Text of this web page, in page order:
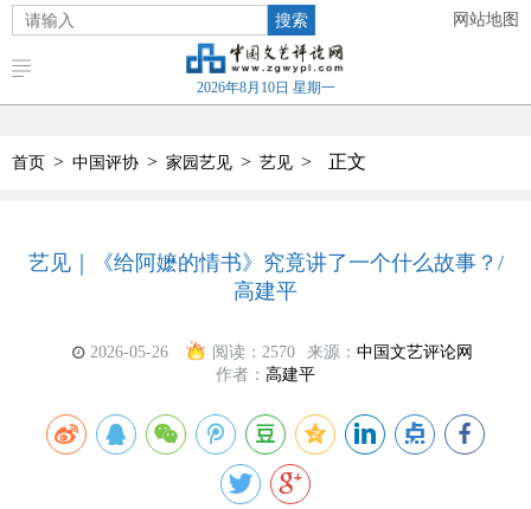
搜索 网站地图
2026年8月10日 星期一
首页 > 中国评协 > 家园艺见 > 艺见 > 正文
艺见｜《给阿嬷的情书》究竟讲了一个什么故事？/
高建平
2026-05-26 阅读： 2570 来源： 中国文艺评论网
作者： 高建平